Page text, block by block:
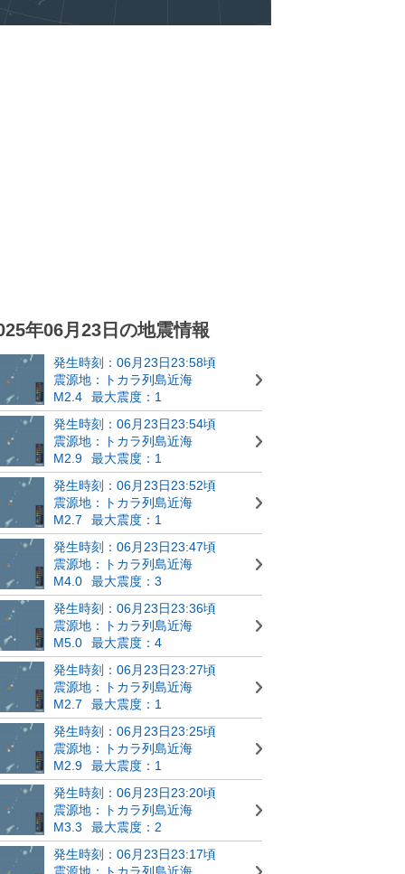
年06月23日の地震情報
発生時刻：06月23日23:58頃
震源地：トカラ列島近海
M2.4
最大震度：1
発生時刻：06月23日23:54頃
震源地：トカラ列島近海
M2.9
最大震度：1
発生時刻：06月23日23:52頃
震源地：トカラ列島近海
M2.7
最大震度：1
発生時刻：06月23日23:47頃
震源地：トカラ列島近海
M4.0
最大震度：3
発生時刻：06月23日23:36頃
震源地：トカラ列島近海
M5.0
最大震度：4
発生時刻：06月23日23:27頃
震源地：トカラ列島近海
M2.7
最大震度：1
発生時刻：06月23日23:25頃
震源地：トカラ列島近海
M2.9
最大震度：1
発生時刻：06月23日23:20頃
震源地：トカラ列島近海
M3.3
最大震度：2
発生時刻：06月23日23:17頃
震源地：トカラ列島近海